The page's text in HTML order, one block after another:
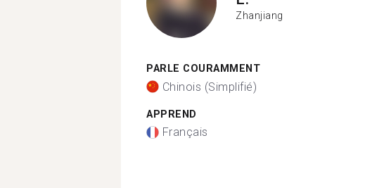
Zhanjiang
PARLE COURAMMENT
Chinois (Simplifié)
APPREND
Français